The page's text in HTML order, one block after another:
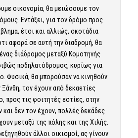
οικονομία, θα μειώσουμε τον
Εντάξει, για τον δρόμο προς
έτσι και αλλιώς, σκοτάδια
αφορά σε αυτή την διαδρομή, θα
διάδρομος μεταξύ Κομοτηνής
ποδηλατόδρομος, κυρίως για
Φυσικά, θα μπορούσαν να κινηθούν
τον έχουν από δεκαετίες
προς τις φοιτητές εστίες, στην
και δεν τον έχουν, πολλές δεκάδες
μεταξύ της πόλης και της Χιλής.
άλλοι οικισμοί, ας γίνουν